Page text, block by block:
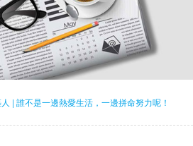
| 誰不是一邊熱愛生活，一邊拼命努力呢！